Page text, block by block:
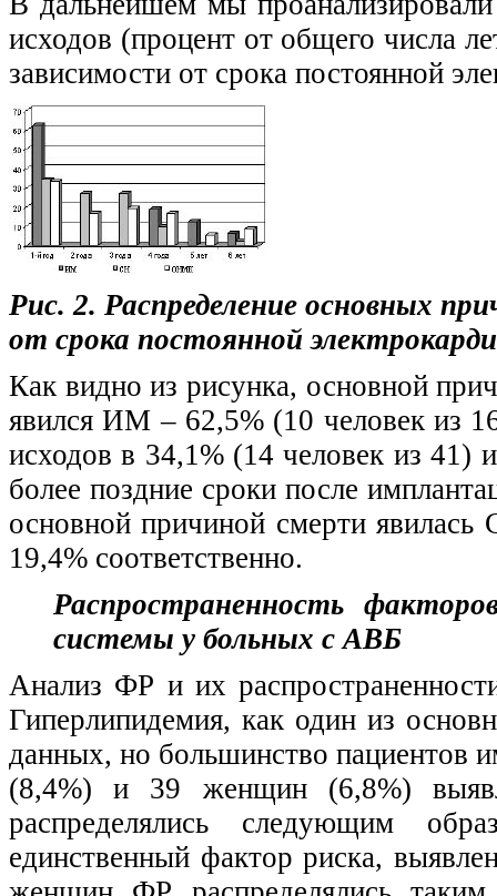
исходов (процент от общего числа
зависимости от срока постоянной
Рис. 2. Распределение основных
от срока постоянной
Как видно из рисунка, основной
явился ИМ – 62,5% (10 человек из
исходов в 34,1% (14 человек из 41)
более поздние сроки после
основной причиной смерти
19,4% соответственно.
Распространенность
системы у больных с АВБ
Анализ ФР и их
Гиперлипидемия, как один из
данных, но большинство
(8,4%) и 39 женщин (6,8%)
распределялись следующим
единственный фактор риска,